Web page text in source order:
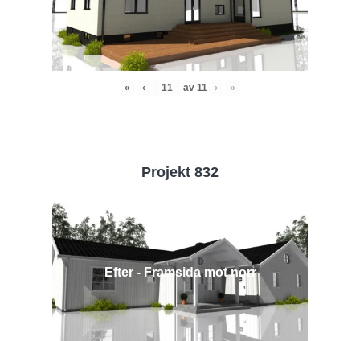
« ‹ av 11 › »
Projekt 832
Efter - Framsida mot norr